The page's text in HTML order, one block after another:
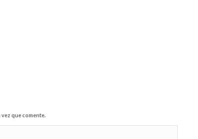
que comente.